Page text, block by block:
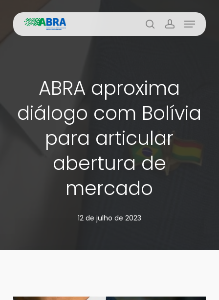
main
buscaaccount
Menu
ABRA aproxima
diálogo com Bolívia
para articular
abertura de
mercado
12 de julho de 2023